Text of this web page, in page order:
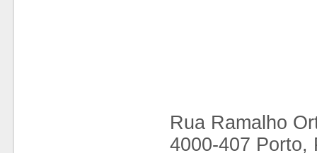
Rua Ramalho
4000-407 Porto,